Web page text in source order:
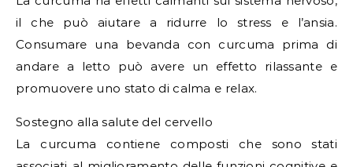
il che può aiutare a ridurre lo stress e l’ansia.
Consumare una bevanda con curcuma prima di
andare a letto può avere un effetto rilassante e
promuovere uno stato di calma e relax.
Sostegno alla salute del cervello
La curcuma contiene composti che sono stati